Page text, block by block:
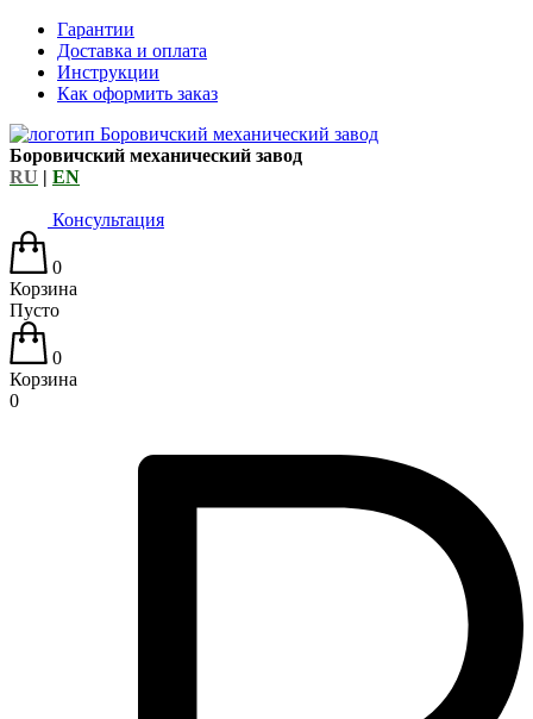
Гарантии
Доставка и оплата
Инструкции
Как оформить заказ
Боровичский механический завод
RU | EN
Консультация
0
Корзина
Пусто
0
Корзина
0